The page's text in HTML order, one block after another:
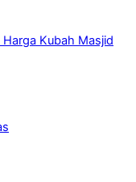
Harga Kubah Masjid